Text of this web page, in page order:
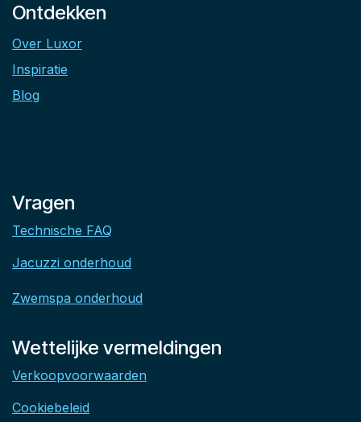
Ontdekken
Over Luxor
Inspiratie
Blog
Vragen
Technische FAQ
Jacuzzi onderhoud
Zwemspa onderhoud
Wettelijke vermeldingen
Verkoopvoorwaarden
Cookiebeleid